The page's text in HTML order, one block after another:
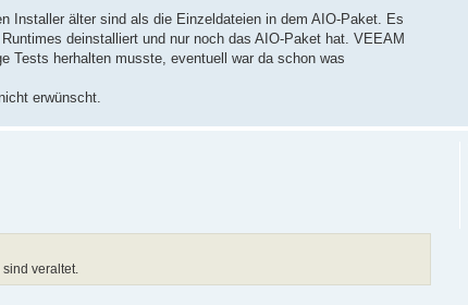
Installer älter sind als die Einzeldateien in dem AIO-Paket. Es
deinstalliert und nur noch das AIO-Paket hat. VEEAM
Tests herhalten musste, eventuell war da schon was
erwünscht.
veraltet.